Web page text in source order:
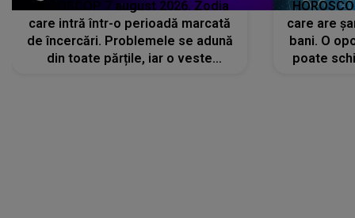
HOROSCOP 7 august 2026. Zodia
care intră într-o perioadă marcată
de încercări. Problemele se adună
din toate părțile, iar o veste
care are
bani. O
poate